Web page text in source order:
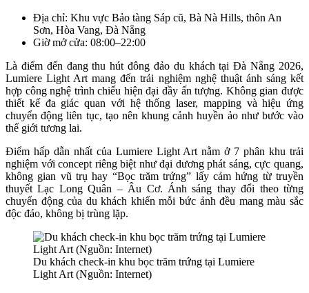
Địa chỉ: Khu vực Bảo tàng Sáp cũ, Bà Nà Hills, thôn An
Sơn, Hòa Vang, Đà Nẵng
Giờ mở cửa: 08:00–22:00
Là điểm đến đang thu hút đông đảo du khách tại Đà Nẵng 2026,
Lumiere Light Art mang đến trải nghiệm nghệ thuật ánh sáng kết
hợp công nghệ trình chiếu hiện đại đầy ấn tượng. Không gian được
thiết kế đa giác quan với hệ thống laser, mapping và hiệu ứng
chuyển động liên tục, tạo nên khung cảnh huyền ảo như bước vào
thế giới tương lai.
Điểm hấp dẫn nhất của Lumiere Light Art nằm ở 7 phân khu trải
nghiệm với concept riêng biệt như đại dương phát sáng, cực quang,
không gian vũ trụ hay “Bọc trăm trứng” lấy cảm hứng từ truyền
thuyết Lạc Long Quân – Âu Cơ. Ánh sáng thay đổi theo từng
chuyển động của du khách khiến mỗi bức ảnh đều mang màu sắc
độc đáo, không bị trùng lặp.
Du khách check-in khu bọc trăm trứng tại Lumiere
Light Art (Nguồn: Internet)